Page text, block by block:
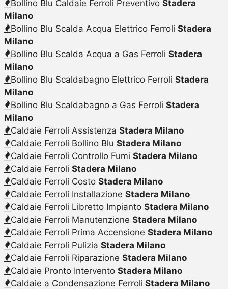
Bollino Blu Caldaie Ferroli Preventivo Stadera
Milano
Bollino Blu Scalda Acqua Elettrico Ferroli Stadera
Milano
Bollino Blu Scalda Acqua a Gas Ferroli Stadera
Milano
Bollino Blu Scaldabagno Elettrico Ferroli Stadera
Milano
Bollino Blu Scaldabagno a Gas Ferroli Stadera
Milano
Caldaie Ferroli Assistenza Stadera Milano
Caldaie Ferroli Bollino Blu Stadera Milano
Caldaie Ferroli Controllo Fumi Stadera Milano
Caldaie Ferroli Stadera Milano
Caldaie Ferroli Costo Stadera Milano
Caldaie Ferroli Installazione Stadera Milano
Caldaie Ferroli Libretto Impianto Stadera Milano
Caldaie Ferroli Manutenzione Stadera Milano
Caldaie Ferroli Prima Accensione Stadera Milano
Caldaie Ferroli Pulizia Stadera Milano
Caldaie Ferroli Riparazione Stadera Milano
Caldaie Pronto Intervento Stadera Milano
Caldaie a Condensazione Ferroli Stadera Milano